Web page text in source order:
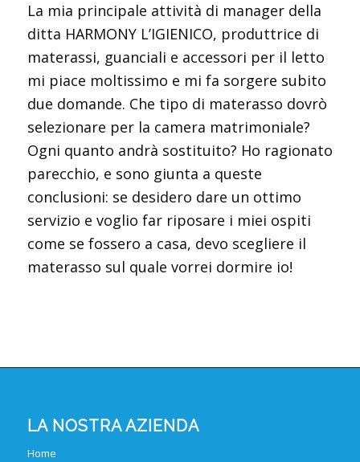
La mia principale attività di manager della
ditta HARMONY L’IGIENICO, produttrice di
materassi, guanciali e accessori per il letto
mi piace moltissimo e mi fa sorgere subito
due domande. Che tipo di materasso dovrò
selezionare per la camera matrimoniale?
Ogni quanto andrà sostituito? Ho ragionato
parecchio, e sono giunta a queste
conclusioni: se desidero dare un ottimo
servizio e voglio far riposare i miei ospiti
come se fossero a casa, devo scegliere il
materasso sul quale vorrei dormire io!
LA NOSTRA AZIENDA
Home